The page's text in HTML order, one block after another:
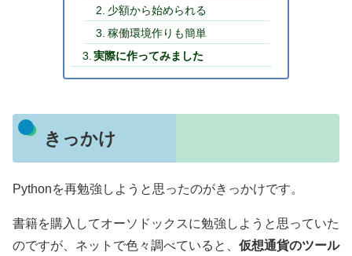
少額から始められる
稼働環境作りも簡単
実際に作ってみました
きっかけ
Pythonを再勉強しようと思ったのがきっかけです。
書籍を購入してオーソドックスに勉強しようと思っていた
のですが、ネットで色々調べていると、 仮想通貨のツール